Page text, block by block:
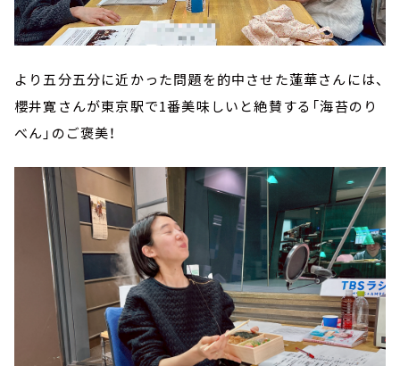
より五分五分に近かった問題を的中させた蓮華さんには、
櫻井寛さんが東京駅で1番美味しいと絶賛する「海苔のり
べん」のご褒美！